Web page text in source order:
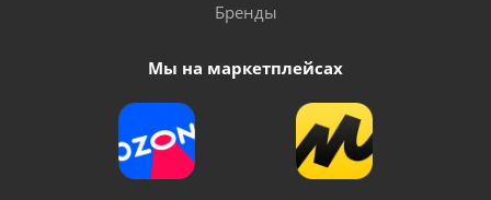
Бренды
Мы на маркетплейсах